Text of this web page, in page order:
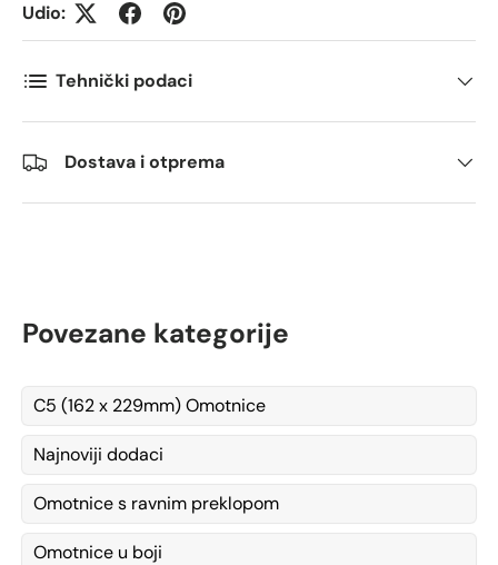
Udio:
Tehnički podaci
Dostava i otprema
Povezane kategorije
C5 (162 x 229mm) Omotnice
Najnoviji dodaci
Omotnice s ravnim preklopom
Omotnice u boji